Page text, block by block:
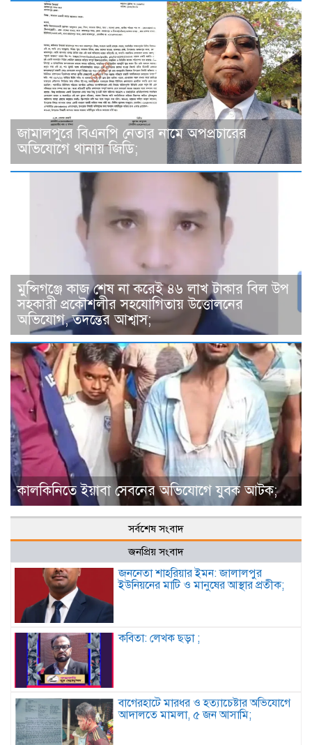
জামালপুরে বিএনপি নেতার নামে অপপ্রচারের
অভিযোগে থানায় জিডি;
মুন্সিগঞ্জে কাজ শেষ না করেই ৪৬ লাখ টাকার বিল উপ
সহকারী প্রকৌশলীর সহযোগিতায় উত্তোলনের
অভিযোগ, তদন্তের আশ্বাস;
কালকিনিতে ইয়াবা সেবনের অভিযোগে যুবক আটক;
সর্বশেষ সংবাদ
জনপ্রিয় সংবাদ
জননেতা শাহরিয়ার ইমন: জালালপুর
ইউনিয়নের মাটি ও মানুষের আস্থার প্রতীক;
কবিতা: লেখক ছড়া ;
বাগেরহাটে মারধর ও হত্যাচেষ্টার অভিযোগে
আদালতে মামলা, ৫ জন আসামি;